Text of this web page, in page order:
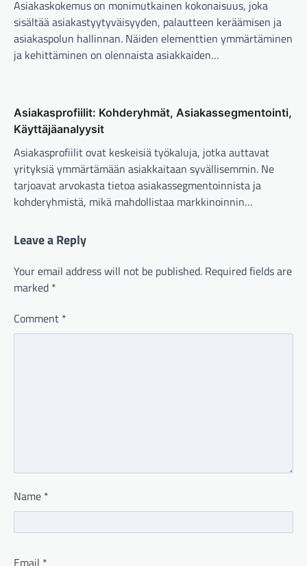
Asiakaskokemus on monimutkainen kokonaisuus, joka
sisältää asiakastyytyväisyyden, palautteen keräämisen ja
asiakaspolun hallinnan. Näiden elementtien ymmärtäminen
ja kehittäminen on olennaista asiakkaiden…
Asiakasprofiilit: Kohderyhmät, Asiakassegmentointi,
Käyttäjäanalyysit
Asiakasprofiilit ovat keskeisiä työkaluja, jotka auttavat
yrityksiä ymmärtämään asiakkaitaan syvällisemmin. Ne
tarjoavat arvokasta tietoa asiakassegmentoinnista ja
kohderyhmistä, mikä mahdollistaa markkinoinnin…
Leave a Reply
Your email address will not be published. Required fields are
marked *
Comment *
Name *
Email *